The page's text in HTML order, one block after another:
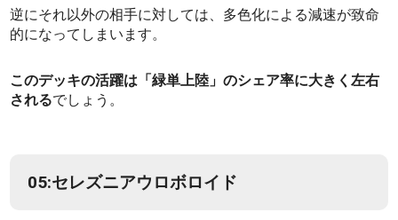
逆にそれ以外の相手に対しては、多色化による減速が致命
的になってしまいます。
このデッキの活躍は「緑単上陸」のシェア率に大きく左右
されるでしょう。
05:セレズニアウロボロイド